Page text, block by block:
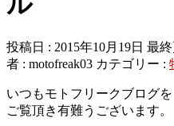
投稿日 : 2015年10月19日 最終
者 : motofreak03 カテゴリー :
いつもモトフリークブログを
ご覧頂き有難うございます。